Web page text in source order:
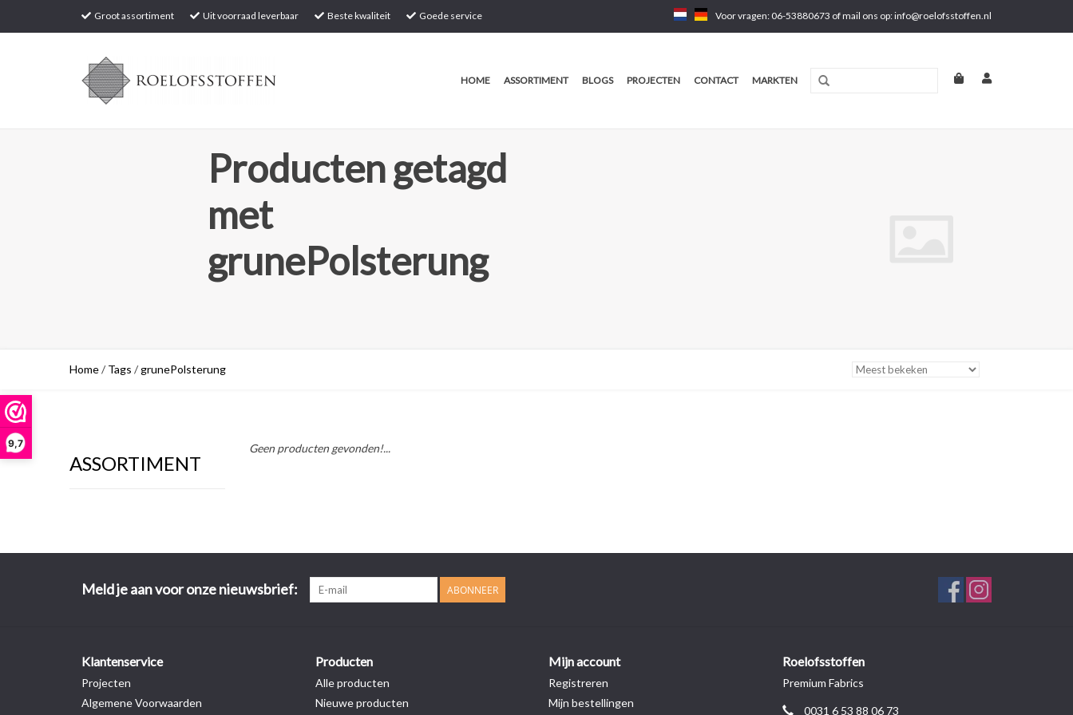
9,7
Groot assortiment Uit voorraad leverbaar Beste kwaliteit Goede service Voor vragen: 06-53880673 of mail ons op:info@roelofsstoffen.nl
HOME ASSORTIMENT BLOGS PROJECTEN CONTACT MARKTEN
Producten getagd
met
grunePolsterung
Home/ Tags /grunePolsterung
ASSORTIMENT
Geen producten gevonden!...
Meld je aan voor onze nieuwsbrief: ABONNEER
Klantenservice
Projecten
Algemene Voorwaarden
Producten
Alle producten
Nieuwe producten
Mijn account
Registreren
Mijn bestellingen
Roelofsstoffen
Premium Fabrics
0031 6 53 88 06 73